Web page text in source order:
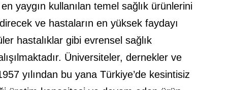
yaygın kullanılan temel sağlık ürünlerini
ve hastaların en yüksek faydayı
hastalıklar gibi evrensel sağlık
Üniversiteler, dernekler ve
yılından bu yana Türkiye’de kesintisiz